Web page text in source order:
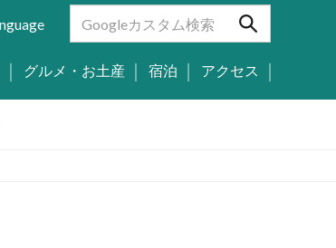
グルメ・お土産 宿泊 アクセス